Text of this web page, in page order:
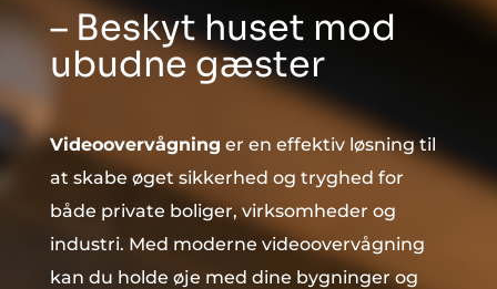
– Beskyt huset mod
ubudne gæster
Videoovervågning er en effektiv løsning til
at skabe øget sikkerhed og tryghed for
både private boliger, virksomheder og
industri. Med moderne videoovervågning
kan du holde øje med dine bygninger og